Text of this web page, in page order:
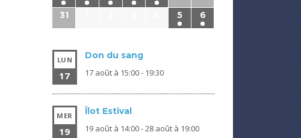
31
5 6
LUN
17
Don du sang
17 août à 15:00- 19:30
MER
19
Îlot Estival
19 août à 14:00-28 août à 19:00